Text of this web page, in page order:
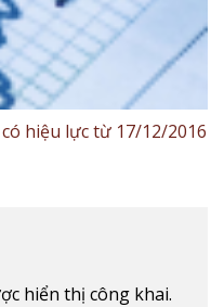
hiệu lực từ 17/12/2016
hiển thị công khai.